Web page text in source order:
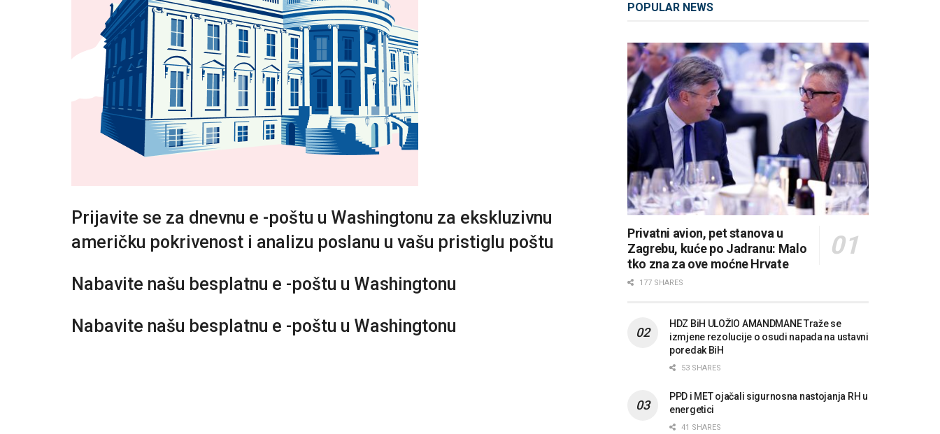
Prijavite se za dnevnu e -poštu u Washingtonu za ekskluzivnu
američku pokrivenost i analizu poslanu u vašu pristiglu poštu
Nabavite našu besplatnu e -poštu u Washingtonu
Nabavite našu besplatnu e -poštu u Washingtonu
POPULAR NEWS
Privatni avion, pet stanova u
Zagrebu, kuće po Jadranu: Malo
tko zna za ove moćne Hrvate
177 SHARES
HDZ BiH ULOŽIO AMANDMANE Traže se
izmjene rezolucije o osudi napada na ustavni
poredak BiH
53 SHARES
PPD i MET ojačali sigurnosna nastojanja RH u
energetici
41 SHARES